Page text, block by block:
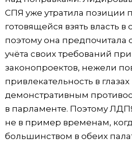
СПЯ уже утратила позиции
готовящейся взять власть
поэтому она предпочитала
учёта своих требований
законопроектов, нежели
привлекательность в
демонстративным
в парламенте. Поэтому
не в пример временам,
большинством в обеих